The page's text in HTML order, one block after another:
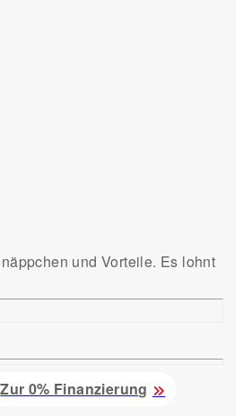
und Vorteile. Es lohnt
Zur 0% Finanzierung